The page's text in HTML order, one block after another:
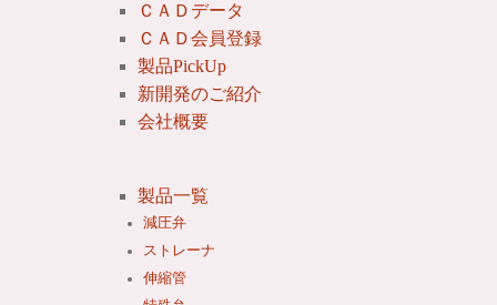
ＣＡＤデータ
ＣＡＤ会員登録
製品PickUp
新開発のご紹介
会社概要
製品一覧
減圧弁
ストレーナ
伸縮管